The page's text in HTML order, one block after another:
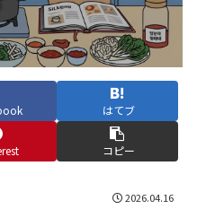
はてブ
コピー
2026.04.16